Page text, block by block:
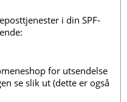
i din SPF-
for utsendelse
se slik ut (dette er også